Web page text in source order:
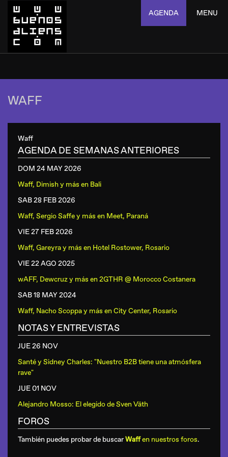
AGENDA MENU
WAFF
Waff
AGENDA DE SEMANAS ANTERIORES
DOM 24 MAY2026
Waff, Dimish y más en Bali
SAB 28 FEB2026
Waff, Sergio Saffe y más en Meet, Paraná
VIE 27 FEB2026
Waff, Gareyra y más en Hotel Rostower, Rosario
VIE 22 AGO 2025
wAFF, Dewcruz y más en2GTHR @ Morocco Costanera
SAB 18 MAY2024
Waff, Nacho Scoppa y más enCity Center, Rosario
NOTAS Y ENTREVISTAS
JUE 26 NOV
Santé y Sidney Charles: "Nuestro B2B tiene una atmósfera
rave"
JUE 01 NOV
Alejandro Mosso: El elegido de Sven Väth
FOROS
También puedes probar de buscarWaffen nuestros foros.